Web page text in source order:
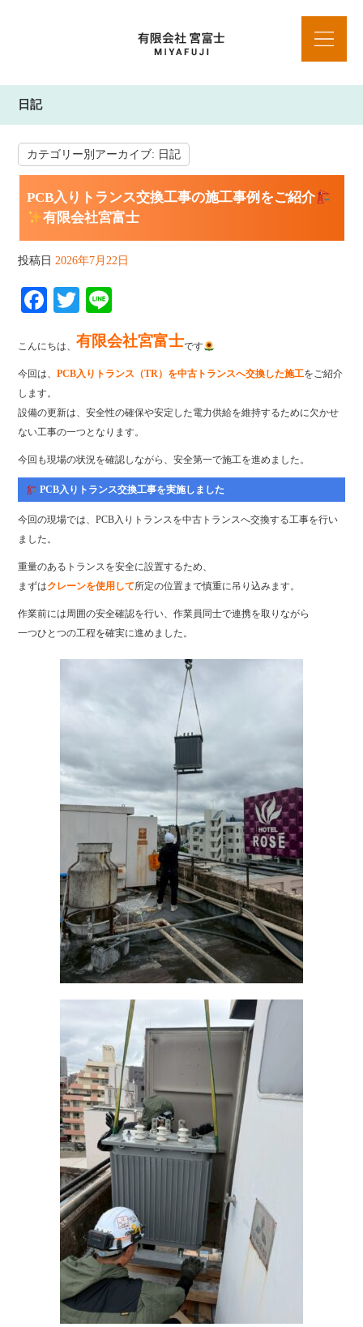
日記
カテゴリー別アーカイブ: 日記
PCB入りトランス交換工事の施工事例をご紹介
有限会社宮富士
投稿日 2026年7月22日
Fa
bo
ok
T
wi
tte
r
ne
こんにちは、有限会社宮富士です
今回は、PCB入りトランス（TR）を中古トランスへ交換した施工をご紹介
します。
設備の更新は、安全性の確保や安定した電力供給を維持するために欠かせ
ない工事の一つとなります。
今回も現場の状況を確認しながら、安全第一で施工を進めました。
PCB入りトランス交換工事を実施しました
今回の現場では、PCB入りトランスを中古トランスへ交換する工事を行い
ました。
重量のあるトランスを安全に設置するため、
まずはクレーンを使用して所定の位置まで慎重に吊り込みます。
作業前には周囲の安全確認を行い、作業員同士で連携を取りながら
一つひとつの工程を確実に進めました。